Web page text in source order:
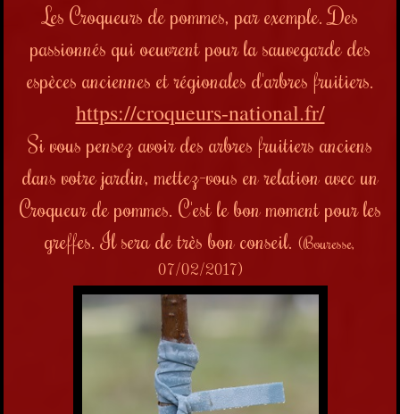
Les Croqueurs de pommes, par exemple. Des
passionnés qui oeuvrent pour la sauvegarde des
espèces anciennes et régionales d'arbres fruitiers.
https://croqueurs-national.fr/
Si vous pensez avoir des arbres fruitiers anciens
dans votre jardin, mettez-vous en relation avec un
Croqueur de pommes. C'est le bon moment pour les
greffes. Il sera de très bon conseil. (Bouresse,
07/02/2017)